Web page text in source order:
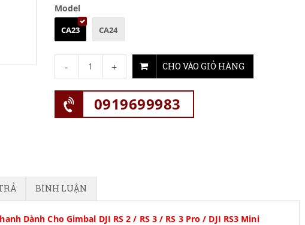
Model
CA23 CA24
- + CHO VÀO GIỎ HÀNG
0919699983
BÌNH LUẬN
Dành Cho Gimbal DJI RS 2 / RS 3 / RS 3 Pro / DJI RS3 Mini